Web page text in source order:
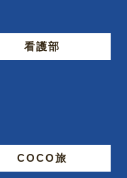
看護部
COCO旅